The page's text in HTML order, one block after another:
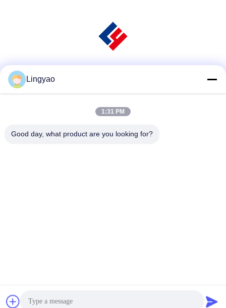
Fornitore. 2024-2026 Suzhou Lingyao Intelligent Equipment Co.,
Lingyao
1:31 PM
Good day, what product are you looking for?